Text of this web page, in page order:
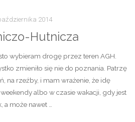
2014
Hutnicza
wybieram drogę przez teren AGH.
zmieniło się nie do poznania. Patrzę
na rzeźby, i mam wrażenie, że idę
albo w czasie wakacji, gdy jest
może nawet …